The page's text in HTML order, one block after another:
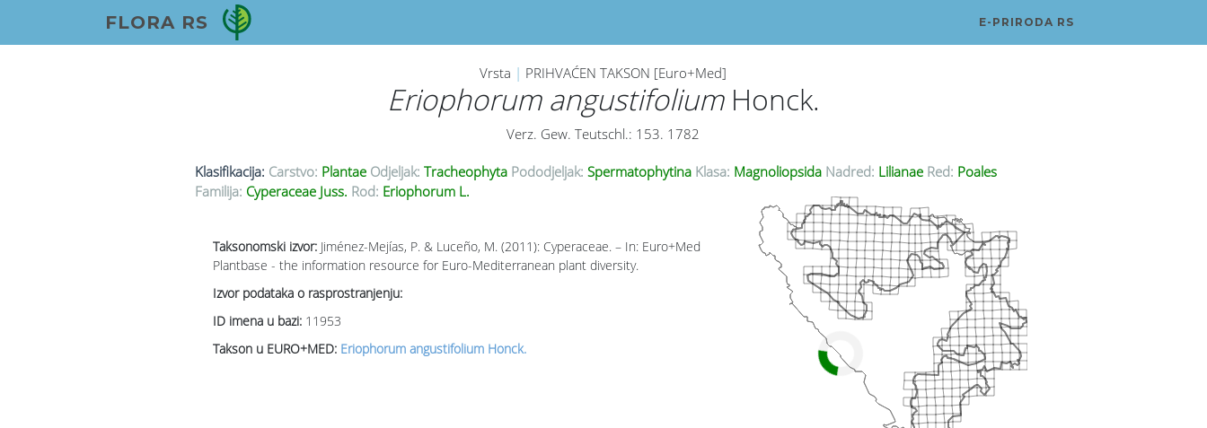
FLORA RS E-PRIRODA RS
Vrsta | PRIHVAĆEN TAKSON [Euro+Med]
Eriophorum angustifoliumHonck.
Verz. Gew. Teutschl.: 153. 1782
Klasifikacija: Carstvo: Plantae Odjeljak: Tracheophyta Pododjeljak: Spermatophytina Klasa: Magnoliopsida Nadred: Lilianae Red: Poales
Familija: Cyperaceae Juss. Rod: Eriophorum L.
Taksonomski izvor: Jiménez-Mejías, P. & Luceño, M. (2011): Cyperaceae. – In: Euro+Med
Plantbase - the information resource for Euro-Mediterranean plant diversity.
Izvor podataka o rasprostranjenju:
ID imena u bazi: 11953
Takson u EURO+MED: Eriophorum angustifolium Honck.